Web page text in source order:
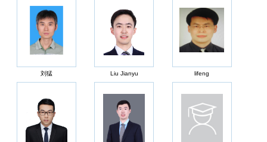
刘猛 Liu Jianyu lifeng